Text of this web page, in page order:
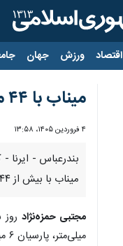
اقتصاد ورزش جهان
میناب با ۴۴ میلی‌متر رکورددار بارش در هرمزگان/ ناپایداری‌های جوی تا پایان هفته ادامه دارد
۴ فروردین ۱۴۰۵، ۱۳:۵۸
بندرعباس -
میناب با بیش از ۴۴ میلی‌متر بارندگی بیشترین میزان بارش را به خود اختصاص داد.
مجتبی حمزه‌نژادروز
میلی‌متر، پارسیان ۶ میلی‌متر و بندرعباس چهار میلی‌متر باران ثبت شده است.